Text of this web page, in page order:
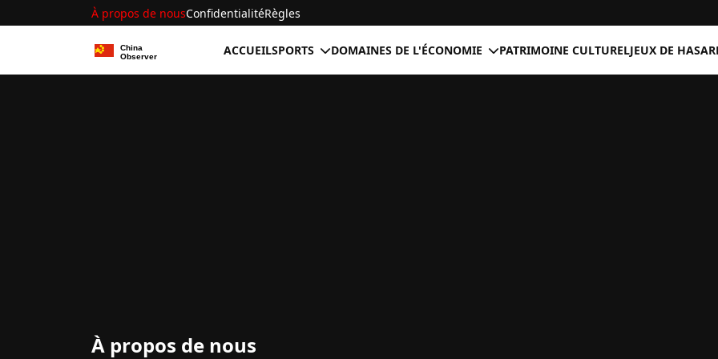
À propos de nousConfidentialitéRègles
ACCUEILSPORTS DOMAINES DE L'ÉCONOMIE PATRIMOINE CULTURELJEUX DE
À propos de nous